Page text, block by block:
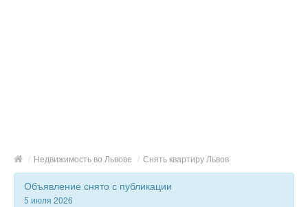
/ Недвижимость во Львове / Снять квартиру Львов
Объявление снято с публикации
5 июля 2026